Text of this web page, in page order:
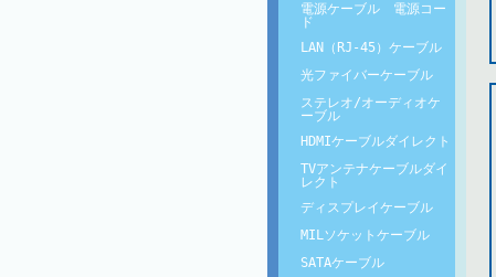
電源ケーブル 電源コー
ド
LAN（RJ-45）ケーブル
光ファイバーケーブル
ステレオ/オーディオケ
ーブル
HDMIケーブルダイレクト
TVアンテナケーブルダイ
レクト
ディスプレイケーブル
MILソケットケーブル
SATAケーブル